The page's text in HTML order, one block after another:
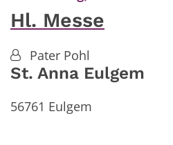
Hl. Messe
Pater Pohl
St. Anna Eulgem
56761 Eulgem